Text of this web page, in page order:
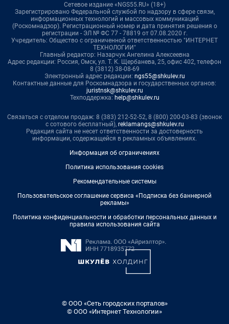
Сетевое издание «NGS55.RU» (18+)
Зарегистрировано Федеральной службой по надзору в сфере связи,
информационных технологий и массовых коммуникаций
(Роскомнадзор). Регистрационный номер и дата принятия решения о
регистрации - ЭЛ № ФС 77 - 78819 от 07.08.2020 г.
Учредитель: Общество с ограниченной ответственностью "ИНТЕРНЕТ
ТЕХНОЛОГИИ"
Главный редактор: Назарчук Ангелина Алексеевна
Адрес редакции: Россия, Омск, ул. Т. К. Щербанева, 25, офис 402, телефон
8 (3812) 38-08-69
Электронный адрес редакции: ngs55@shkulev.ru
Контактные данные для Роскомнадзора и государственных органов:
juristnsk@shkulev.ru
Техподдержка: help@shkulev.ru
Связаться с отделом продаж: 8 (383) 212-52-52, 8 (800) 200-03-83 (звонок
с сотового бесплатный), reklamangs@shkulev.ru
Редакция сайта не несет ответственности за достоверность
информации, содержащейся в рекламных объявлениях.
Информация об ограничениях
Политика использования cookies
Рекомендательные системы
Пользовательское соглашение сервиса «Подписка без баннерной
рекламы»
Политика конфиденциальности и обработки персональных данных и
правила использования сайта
© ООО «Сеть городских порталов»
© ООО «Интернет Технологии»